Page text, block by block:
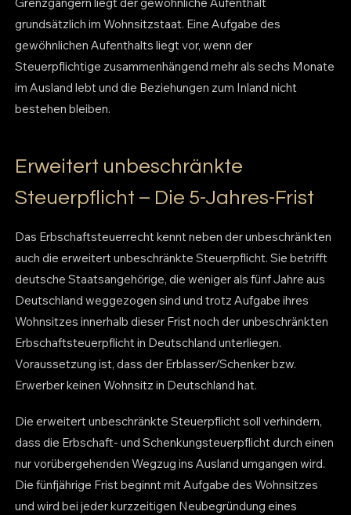
grundsätzlich im Wohnsitzstaat. Eine Aufgabe des
gewöhnlichen Aufenthalts liegt vor, wenn der
Steuerpflichtige zusammenhängend mehr als sechs Monate
im Ausland lebt und die Beziehungen zum Inland nicht
bestehen bleiben.
Erweitert unbeschränkte
Steuerpflicht – Die 5-Jahres-Frist
Das Erbschaftsteuerrecht kennt neben der unbeschränkten
auch die erweitert unbeschränkte Steuerpflicht. Sie betrifft
deutsche Staatsangehörige, die weniger als fünf Jahre aus
Deutschland weggezogen sind und trotz Aufgabe ihres
Wohnsitzes innerhalb dieser Frist noch der unbeschränkten
Erbschaftsteuerpflicht in Deutschland unterliegen.
Voraussetzung ist, dass der Erblasser/Schenker bzw.
Erwerber keinen Wohnsitz in Deutschland hat.
Die erweitert unbeschränkte Steuerpflicht soll verhindern,
dass die Erbschaft- und Schenkungsteuerpflicht durch einen
nur vorübergehenden Wegzug ins Ausland umgangen wird.
Die fünfjährige Frist beginnt mit Aufgabe des Wohnsitzes
und wird bei jeder kurzzeitigen Neubegründung eines